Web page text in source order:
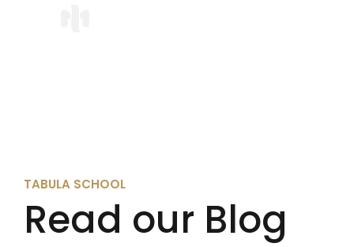
TABULA SCHOOL
Read our Blog